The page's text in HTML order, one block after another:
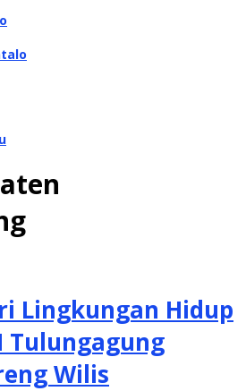
Lingkungan Hidup
Tulungagung
Wilis